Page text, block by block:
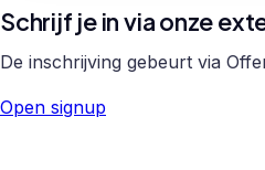
Schrijf je in via onze
De inschrijving gebeurt via
Open signup